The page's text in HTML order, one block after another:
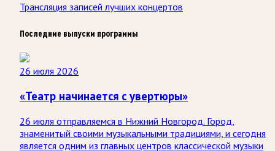
Трансляция записей лучших концертов
Последние выпуски программы
26 июля 2026
«Театр начинается с увертюры»
26 июля отправляемся в Нижний Новгород. Город,
знаменитый своими музыкальными традициями, и сегодня
является одним из главных центров классической музыки